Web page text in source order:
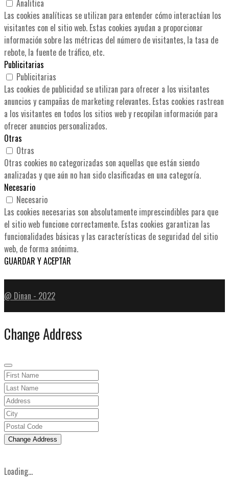
Analitica
Las cookies analíticas se utilizan para entender cómo interactúan los
visitantes con el sitio web. Estas cookies ayudan a proporcionar
información sobre las métricas del número de visitantes, la tasa de
rebote, la fuente de tráfico, etc.
Publicitarias
Publicitarias
Las cookies de publicidad se utilizan para ofrecer a los visitantes
anuncios y campañas de marketing relevantes. Estas cookies rastrean
a los visitantes en todos los sitios web y recopilan información para
ofrecer anuncios personalizados.
Otras
Otras
Otras cookies no categorizadas son aquellas que están siendo
analizadas y que aún no han sido clasificadas en una categoría.
Necesario
Necesario
Las cookies necesarias son absolutamente imprescindibles para que
el sitio web funcione correctamente. Estas cookies garantizan las
funcionalidades básicas y las características de seguridad del sitio
web, de forma anónima.
GUARDAR Y ACEPTAR
@ Dinan - 2022
Change Address
Change Address
Loading...